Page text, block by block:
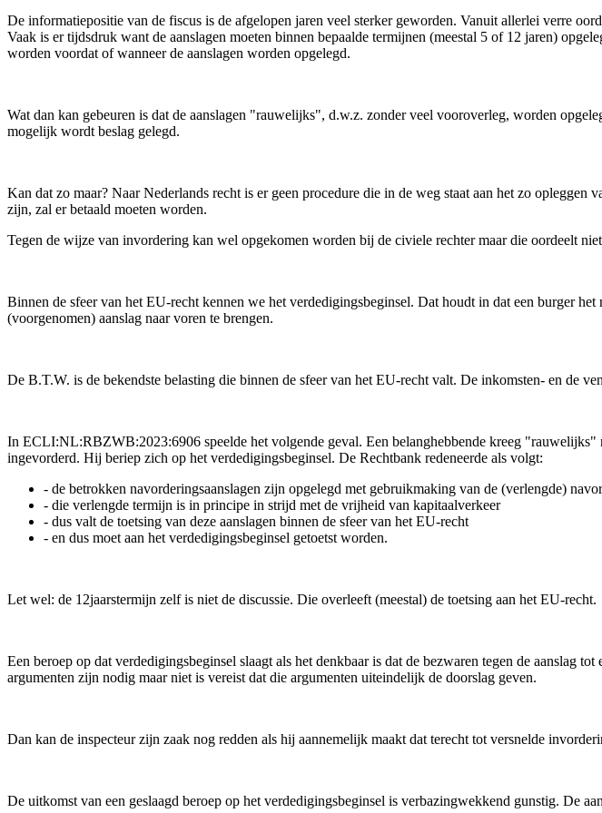
De informatiepositie van de fiscus is de afgelopen jaren veel sterker geworden. Vanuit allerlei verre
Vaak is er tijdsdruk want de aanslagen moeten binnen bepaalde termijnen (meestal 5 of 12 jaren)
worden voordat of wanneer de aanslagen worden opgelegd.
Wat dan kan gebeuren is dat de aanslagen "rauwelijks", d.w.z. zonder veel vooroverleg, worden
mogelijk wordt beslag gelegd.
Kan dat zo maar? Naar Nederlands recht is er geen procedure die in de weg staat aan het zo
zijn, zal er betaald moeten worden.
Tegen de wijze van invordering kan wel opgekomen worden bij de civiele rechter maar die oordeelt
Binnen de sfeer van het EU-recht kennen we het verdedigingsbeginsel. Dat houdt in dat een burger
(voorgenomen) aanslag naar voren te brengen.
De B.T.W. is de bekendste belasting die binnen de sfeer van het EU-recht valt. De inkomsten- en de
In ECLI:NL:RBZWB:2023:6906 speelde het volgende geval. Een belanghebbende kreeg
ingevorderd. Hij beriep zich op het verdedigingsbeginsel. De Rechtbank redeneerde als volgt:
- de betrokken navorderingsaanslagen zijn opgelegd met gebruikmaking van de (verlengde)
- die verlengde termijn is in principe in strijd met de vrijheid van kapitaalverkeer
- dus valt de toetsing van deze aanslagen binnen de sfeer van het EU-recht
- en dus moet aan het verdedigingsbeginsel getoetst worden.
Let wel: de 12jaarstermijn zelf is niet de discussie. Die overleeft (meestal) de toetsing aan het EU-recht.
Een beroep op dat verdedigingsbeginsel slaagt als het denkbaar is dat de bezwaren tegen de aanslag
argumenten zijn nodig maar niet is vereist dat die argumenten uiteindelijk de doorslag geven.
Dan kan de inspecteur zijn zaak nog redden als hij aannemelijk maakt dat terecht tot versnelde
De uitkomst van een geslaagd beroep op het verdedigingsbeginsel is verbazingwekkend gunstig. De